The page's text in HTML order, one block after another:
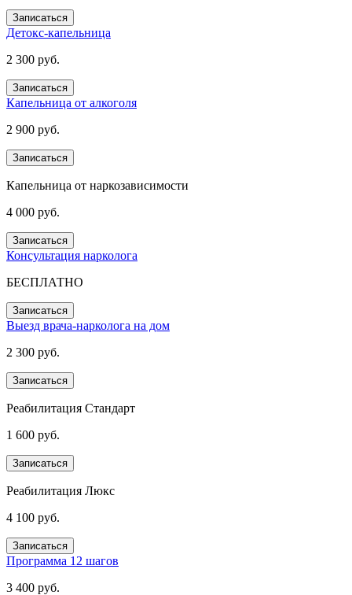
Записаться
Детокс-капельница
2 300 руб.
Записаться
Капельница от алкоголя
2 900 руб.
Записаться
Капельница от наркозависимости
4 000 руб.
Записаться
Консультация нарколога
БЕСПЛАТНО
Записаться
Выезд врача-нарколога на дом
2 300 руб.
Записаться
Реабилитация Стандарт
1 600 руб.
Записаться
Реабилитация Люкс
4 100 руб.
Записаться
Программа 12 шагов
3 400 руб.